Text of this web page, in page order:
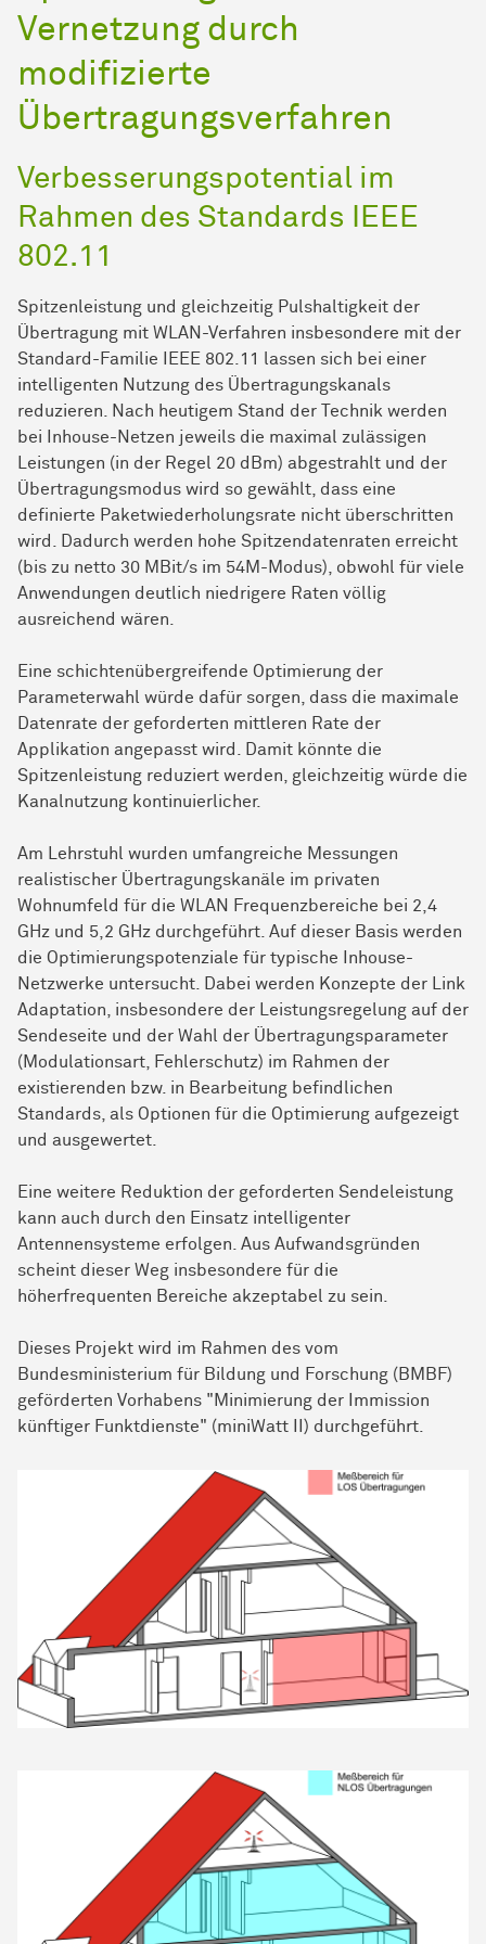
Vernetzung durch
modifizierte
Übertragungsverfahren
Verbesserungspotential im
Rahmen des Standards IEEE
802.11
Spitzenleistung und gleichzeitig Pulshaltigkeit der
Übertragung mit WLAN-Verfahren insbesondere mit der
Standard-Familie IEEE 802.11 lassen sich bei einer
intelligenten Nutzung des Übertragungskanals
reduzieren. Nach heutigem Stand der Technik werden
bei Inhouse-Netzen jeweils die maximal zulässigen
Leistungen (in der Regel 20 dBm) abgestrahlt und der
Übertragungsmodus wird so gewählt, dass eine
definierte Paketwiederholungsrate nicht überschritten
wird. Dadurch werden hohe Spitzendatenraten erreicht
(bis zu netto 30 MBit/s im 54M-Modus), obwohl für viele
Anwendungen deutlich niedrigere Raten völlig
ausreichend wären.
Eine schichtenübergreifende Optimierung der
Parameterwahl würde dafür sorgen, dass die maximale
Datenrate der geforderten mittleren Rate der
Applikation angepasst wird. Damit könnte die
Spitzenleistung reduziert werden, gleichzeitig würde die
Kanalnutzung kontinuierlicher.
Am Lehrstuhl wurden umfangreiche Messungen
realistischer Übertragungskanäle im privaten
Wohnumfeld für die WLAN Frequenzbereiche bei 2,4
GHz und 5,2 GHz durchgeführt. Auf dieser Basis werden
die Optimierungspotenziale für typische Inhouse-
Netzwerke untersucht. Dabei werden Konzepte der Link
Adaptation, insbesondere der Leistungsregelung auf der
Sendeseite und der Wahl der Übertragungsparameter
(Modulationsart, Fehlerschutz) im Rahmen der
existierenden bzw. in Bearbeitung befindlichen
Standards, als Optionen für die Optimierung aufgezeigt
und ausgewertet.
Eine weitere Reduktion der geforderten Sendeleistung
kann auch durch den Einsatz intelligenter
Antennensysteme erfolgen. Aus Aufwandsgründen
scheint dieser Weg insbesondere für die
höherfrequenten Bereiche akzeptabel zu sein.
Dieses Projekt wird im Rahmen des vom
Bundesministerium für Bildung und Forschung (BMBF)
geförderten Vorhabens "Minimierung der Immission
künftiger Funktdienste" (miniWatt II) durchgeführt.